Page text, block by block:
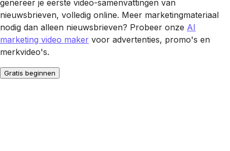
genereer je eerste video-samenvattingen van
nieuwsbrieven, volledig online. Meer marketingmateriaal
nodig dan alleen nieuwsbrieven? Probeer onze AI
marketing video maker voor advertenties, promo's en
merkvideo's.
Gratis beginnen